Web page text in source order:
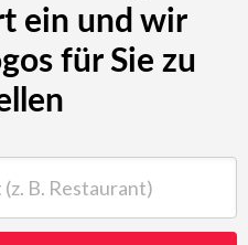
ein und wir
für Sie zu